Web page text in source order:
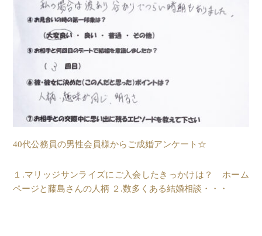
40代公務員の男性会員様からご成婚アンケート☆
１.マリッジサンライズにご入会したきっかけは？ ホーム
ページと藤島さんの人柄 ２.数多くある結婚相談・・・